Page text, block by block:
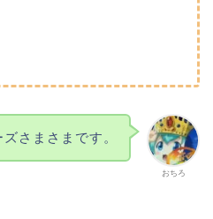
おちろ
さまさまです。